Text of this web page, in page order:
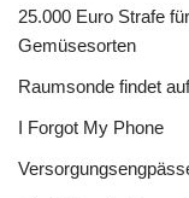
25.000 Euro Strafe
Gemüsesorten
Raumsonde findet
I Forgot My Phone